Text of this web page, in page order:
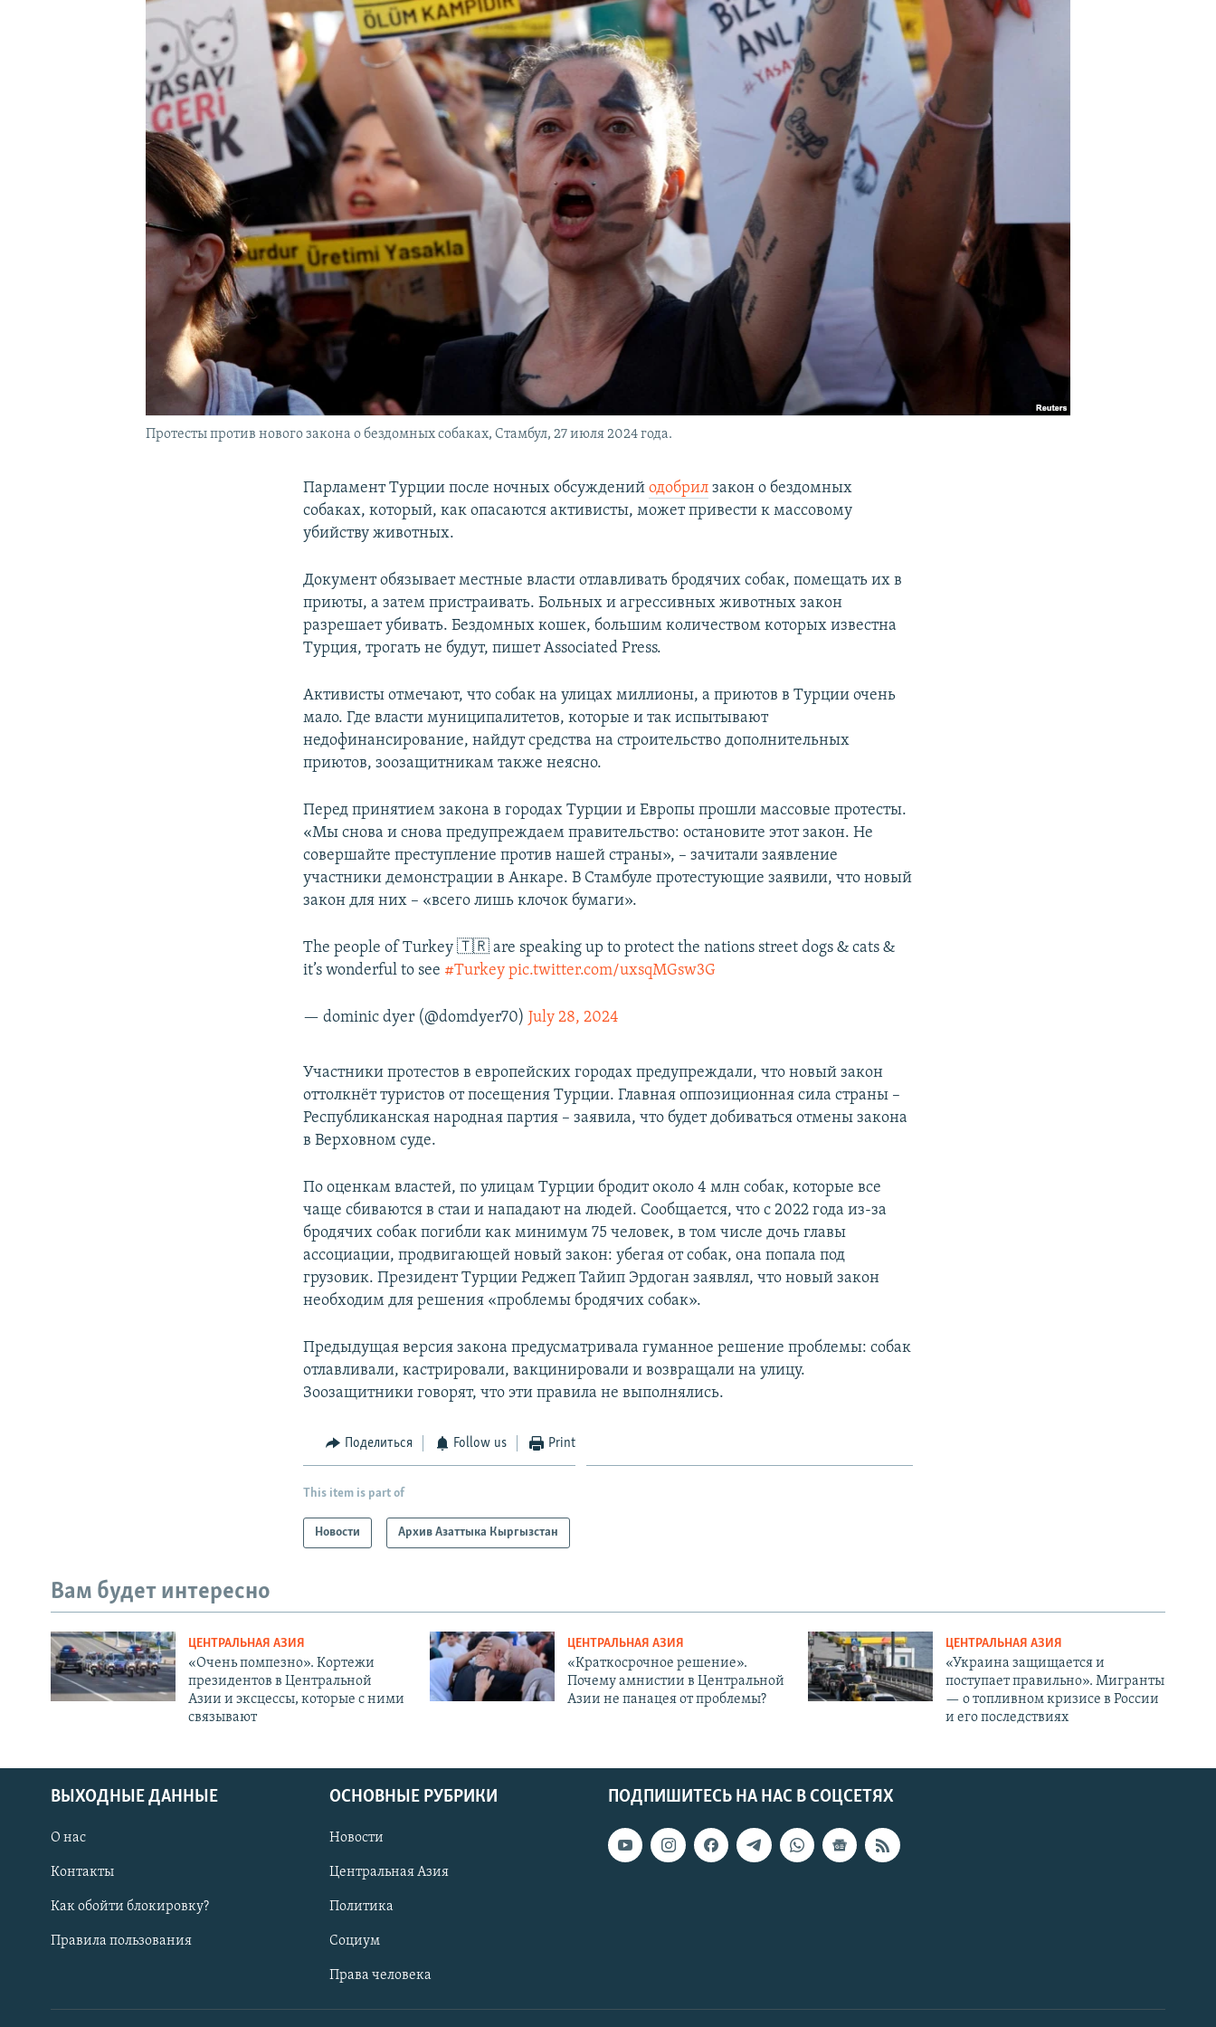
Протесты против нового закона о бездомных собаках, Стамбул, 27 июля 2024 года.
Парламент Турции после ночных обсужденийодобрил закон о бездомных
собаках, который, как опасаются активисты, может привести к массовому
убийству животных.
Документ обязывает местные власти отлавливать бродячих собак, помещать их в
приюты, а затем пристраивать. Больных и агрессивных животных закон
разрешает убивать. Бездомных кошек, большим количеством которых известна
Турция, трогать не будут, пишет Associated Press.
Активисты отмечают, что собак на улицах миллионы, а приютов в Турции очень
мало. Где власти муниципалитетов, которые и так испытывают
недофинансирование, найдут средства на строительство дополнительных
приютов, зоозащитникам также неясно.
Перед принятием закона в городах Турции и Европы прошли массовые протесты.
«Мы снова и снова предупреждаем правительство: остановите этот закон. Не
совершайте преступление против нашей страны», – зачитали заявление
участники демонстрации в Анкаре. В Стамбуле протестующие заявили, что новый
закон для них – «всего лишь клочок бумаги».
The people of Turkey 🇹🇷 are speaking up to protect the nations street dogs & cats &
it’s wonderful to see #Turkey pic.twitter.com/uxsqMGsw3G
— dominic dyer (@domdyer70)July 28, 2024
Участники протестов в европейских городах предупреждали, что новый закон
оттолкнёт туристов от посещения Турции. Главная оппозиционная сила страны –
Республиканская народная партия – заявила, что будет добиваться отмены закона
в Верховном суде.
По оценкам властей, по улицам Турции бродит около 4 млн собак, которые все
чаще сбиваются в стаи и нападают на людей. Сообщается, что с 2022 года из-за
бродячих собак погибли как минимум 75 человек, в том числе дочь главы
ассоциации, продвигающей новый закон: убегая от собак, она попала под
грузовик. Президент Турции Реджеп Тайип Эрдоган заявлял, что новый закон
необходим для решения «проблемы бродячих собак».
Предыдущая версия закона предусматривала гуманное решение проблемы: собак
отлавливали, кастрировали, вакцинировали и возвращали на улицу.
Зоозащитники говорят, что эти правила не выполнялись.
Поделиться Follow us Print
This item is part of
Новости Архив Азаттыка Кыргызстан
Вам будет интересно
ЦЕНТРАЛЬНАЯ АЗИЯ
«Очень помпезно». Кортежи
президентов в Центральной
Азии и эксцессы, которые с ними
связывают
ЦЕНТРАЛЬНАЯ АЗИЯ
«Краткосрочное решение».
Почему амнистии в Центральной
Азии не панацея от проблемы?
ЦЕНТРАЛЬНАЯ АЗИЯ
«Украина защищается и
поступает правильно». Мигранты
— о топливном кризисе в России
и его последствиях
ПОДПИШИТЕСЬ НА НАС В СОЦСЕТЯХ
ВЫХОДНЫЕ ДАННЫЕ
О нас
Контакты
Как обойти блокировку?
Правила пользования
ОСНОВНЫЕ РУБРИКИ
Новости
Центральная Азия
Политика
Социум
Права человека